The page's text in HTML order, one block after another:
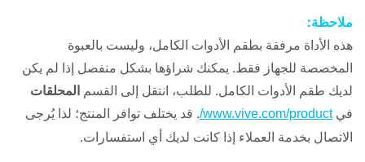
ملاحظة:
هذه الأداة مرفقة بطقم الأدوات الكامل، وليست بالعبوة
المخصصة للجهاز فقط. يمكنك شراؤها بشكل منفصل إذا لم يكن
لديك طقم الأدوات الكامل. للطلب، انتقل إلى القسم المحلقات
فيwww.vive.com/product/ . قد يختلف توافر المنتج؛ لذا يُرجى
الاتصال بخدمة العملاء إذا كانت لديك أي استفسارات.